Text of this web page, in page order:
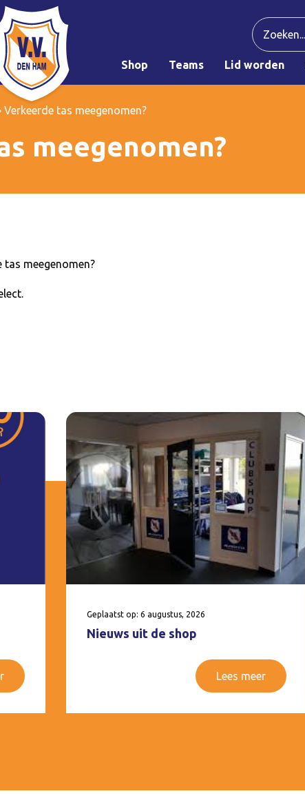
Shop Teams Lid worden
Verkeerde tas meegenomen?
meegenomen?
meegenomen?
Geplaatst op: 6 augustus, 2026
Nieuws uit de shop
Lees meer